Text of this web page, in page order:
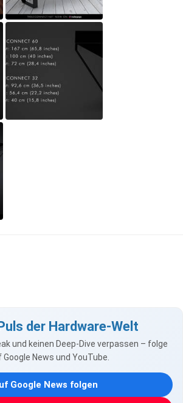
der Hardware-Welt
und keinen Deep-Dive verpassen – folge
Google News und YouTube.
Google News folgen